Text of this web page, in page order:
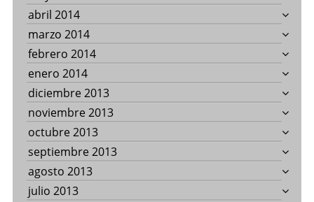
abril 2014
marzo 2014
febrero 2014
enero 2014
diciembre 2013
noviembre 2013
octubre 2013
septiembre 2013
agosto 2013
julio 2013